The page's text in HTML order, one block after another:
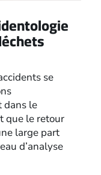
se
dans le
que le retour
large part
d’analyse